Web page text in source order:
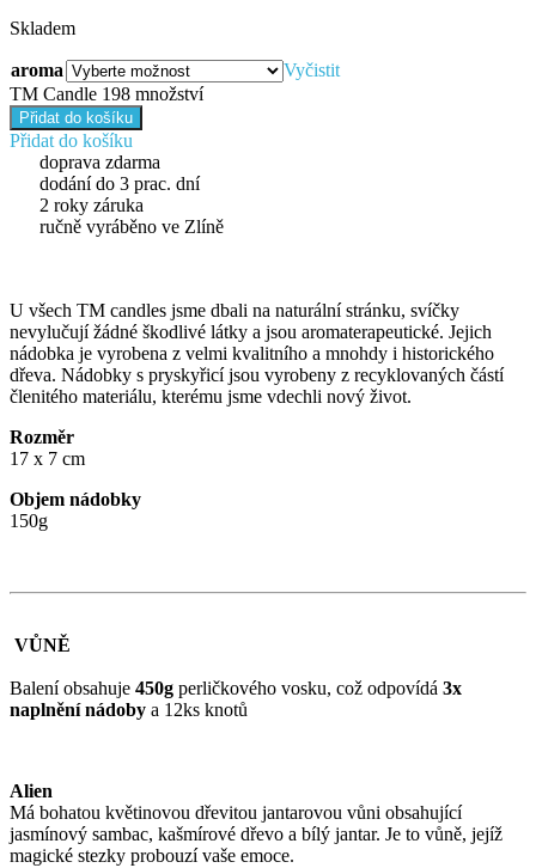
Skladem
aroma
Vyčistit
TM Candle 198 množství
Přidat do košíku
Přidat do košíku
doprava zdarma
dodání do 3 prac. dní
2 roky záruka
ručně vyráběno ve Zlíně
U všech TM candles jsme dbali na naturální stránku, svíčky
nevylučují žádné škodlivé látky a jsou aromaterapeutické. Jejich
nádobka je vyrobena z velmi kvalitního a mnohdy i historického
dřeva. Nádobky s pryskyřicí jsou vyrobeny z recyklovaných částí
členitého materiálu, kterému jsme vdechli nový život.
Rozměr
17 x 7 cm
Objem nádobky
150g
VŮNĚ
Balení obsahuje 450g perličkového vosku, což odpovídá 3x
naplnění nádoby a 12ks knotů
Alien
Má bohatou květinovou dřevitou jantarovou vůni obsahující
jasmínový sambac, kašmírové dřevo a bílý jantar. Je to vůně, jejíž
magické stezky probouzí vaše emoce.